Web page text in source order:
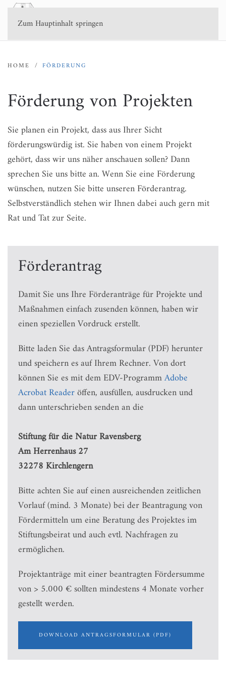
Zum Hauptinhalt springen
HOME FÖRDERUNG
Förderung von Projekten
Sie planen ein Projekt, dass aus Ihrer Sicht
förderungswürdig ist. Sie haben von einem Projekt
gehört, dass wir uns näher anschauen sollen? Dann
sprechen Sie uns bitte an. Wenn Sie eine Förderung
wünschen, nutzen Sie bitte unseren Förderantrag.
Selbstverständlich stehen wir Ihnen dabei auch gern mit
Rat und Tat zur Seite.
Förderantrag
Damit Sie uns Ihre Förderanträge für Projekte und
Maßnahmen einfach zusenden können, haben wir
einen speziellen Vordruck erstellt.
Bitte laden Sie das Antragsformular (PDF) herunter
und speichern es auf Ihrem Rechner. Von dort
können Sie es mit dem EDV-ProgrammAdobe
Acrobat Readeröffen, ausfüllen, ausdrucken und
dann unterschrieben senden an die
Stiftung für die Natur Ravensberg
Am Herrenhaus 27
32278 Kirchlengern
Bitte achten Sie auf einen ausreichenden zeitlichen
Vorlauf (mind. 3 Monate) bei der Beantragung von
Fördermitteln um eine Beratung des Projektes im
Stiftungsbeirat und auch evtl. Nachfragen zu
ermöglichen.
Projektanträge mit einer beantragten Fördersumme
von > 5.000 € sollten mindestens 4 Monate vorher
gestellt werden.
DOWNLOAD ANTRAGSFORMULAR (PDF)